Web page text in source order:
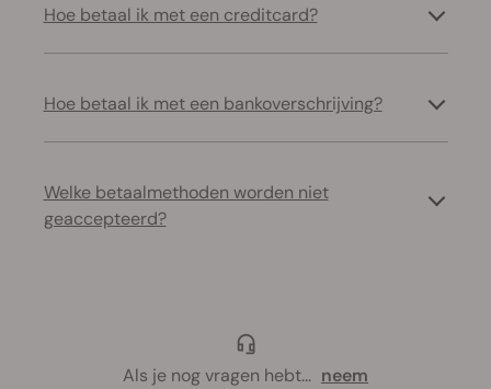
Hoe betaal ik met een creditcard?
Hoe betaal ik met een bankoverschrijving?
Welke betaalmethoden worden niet
geaccepteerd?
Als je nog vragen hebt... neem